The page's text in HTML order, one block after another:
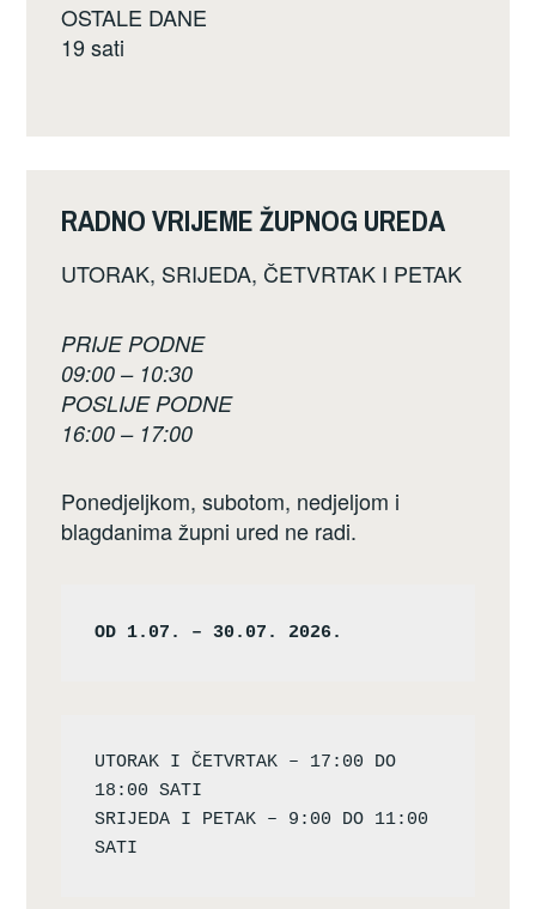
OSTALE DANE
19 sati
RADNO VRIJEME ŽUPNOG UREDA
UTORAK, SRIJEDA, ČETVRTAK I PETAK
PRIJE PODNE
09:00 – 10:30
POSLIJE PODNE
16:00 – 17:00
Ponedjeljkom, subotom, nedjeljom i
blagdanima župni ured ne radi.
OD 1.07. – 30.07. 2026.
UTORAK I ČETVRTAK – 17:00 DO
18:00 SATI
SRIJEDA I PETAK – 9:00 DO 11:00